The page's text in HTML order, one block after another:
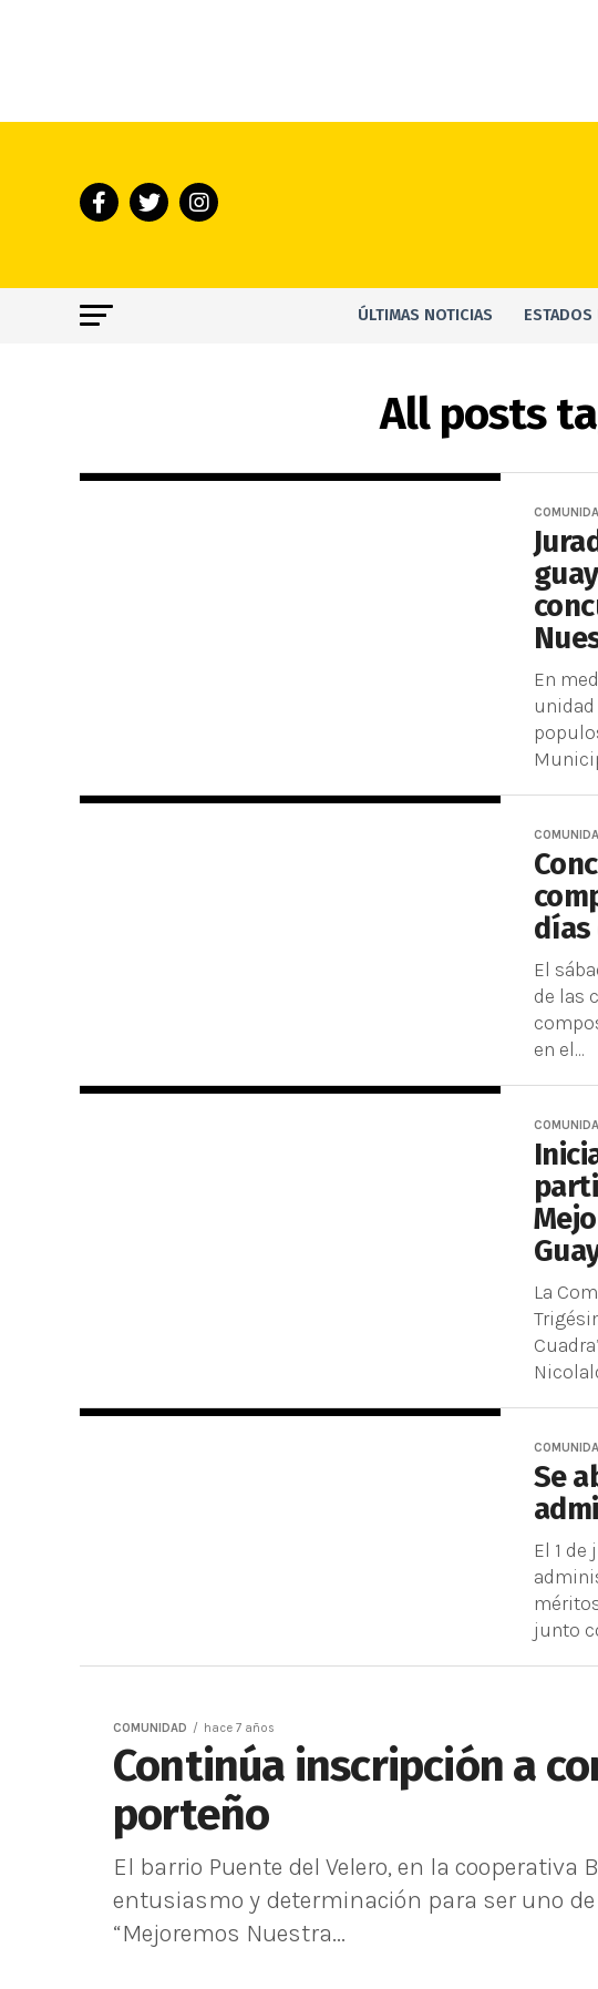
ÚLTIMAS NOTICIAS
All posts
En
días
El
de las
en el...
La
Se
El 1
junto
COMUNIDAD hace 7 años
Continúa inscripción a
porteño
El barrio Puente del Velero, en la cooperativa
entusiasmo y determinación para ser uno
“Mejoremos Nuestra...